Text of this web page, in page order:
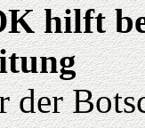
hilft
der